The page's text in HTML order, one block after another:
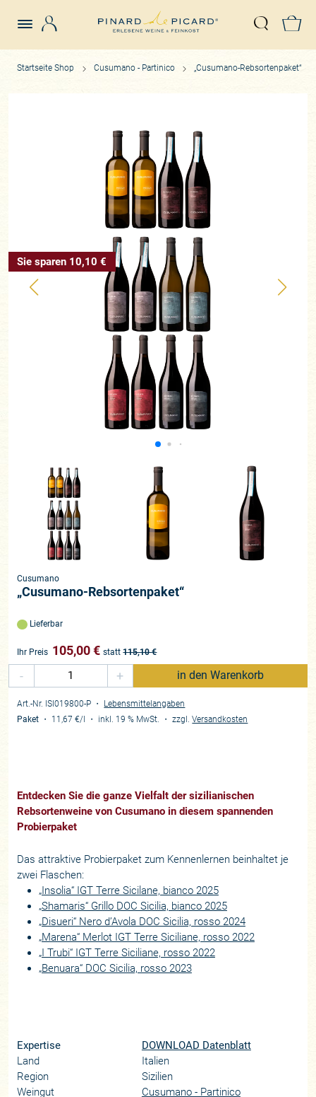
Suche
Startseite Shop Cusumano - Partinico „Cusumano-Rebsortenpaket“
Sie sparen 10,10 €
Cusumano
„Cusumano-Rebsortenpaket“
Lieferbar
Ihr Preis 105,00€ statt 115,10€
- + in den Warenkorb
Art.-Nr. ISI019800-P ・ Lebensmittelangaben
Paket ・ 11,67 €/l ・ inkl. 19 % MwSt. ・zzgl.Versandkosten
Entdecken Sie die ganze Vielfalt der sizilianischen
Rebsortenweine von Cusumano in diesem spannenden
Probierpaket
Das attraktive Probierpaket zum Kennenlernen beinhaltet je
zwei Flaschen:
„Insolia“ IGT Terre Sicilane, bianco 2025
„Shamaris“ Grillo DOC Sicilia, bianco 2025
„Disueri“ Nero d’Avola DOC Sicilia, rosso 2024
„Marena“ Merlot IGT Terre Siciliane, rosso 2022
„I Trubi“ IGT Terre Siciliane, rosso 2022
„Benuara“ DOC Sicilia, rosso 2023
Expertise
DOWNLOAD Datenblatt
Land
Italien
Region
Sizilien
Weingut
Cusumano - Partinico